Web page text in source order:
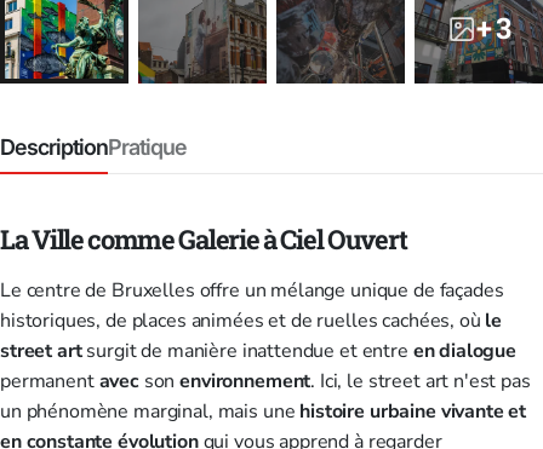
+ 3
DescriptionPratique
La Ville comme Galerie à Ciel Ouvert
Le centre de Bruxelles offre un mélange unique de façades
historiques, de places animées et de ruelles cachées, où le
street artsurgit de manière inattendue et entre en dialogue
permanentavecsonenvironnement. Ici, le street art n'est pas
un phénomène marginal, mais une histoire urbaine vivante et
en constante évolutionqui vous apprend à regarder